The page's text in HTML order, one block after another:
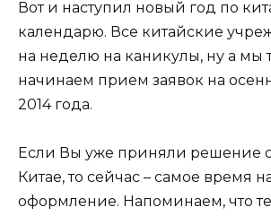
Вот и наступил новый год по
календарю. Все китайские
на неделю на каникулы, ну а мы
начинаем прием заявок на
2014 года.
Если Вы уже приняли решение
Китае, то сейчас – самое время
оформление. Напоминаем, что те